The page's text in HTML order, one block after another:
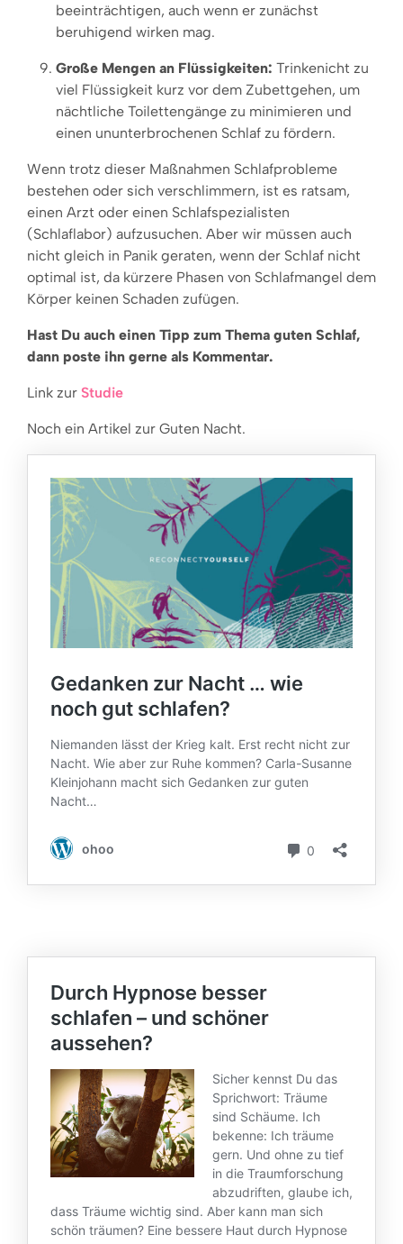
beeinträchtigen, auch wenn er zunächst
beruhigend wirken mag.
Große Mengen an Flüssigkeiten: Trinkenicht zu
viel Flüssigkeit kurz vor dem Zubettgehen, um
nächtliche Toilettengänge zu minimieren und
einen ununterbrochenen Schlaf zu fördern.
Wenn trotz dieser Maßnahmen Schlafprobleme
bestehen oder sich verschlimmern, ist es ratsam,
einen Arzt oder einen Schlafspezialisten
(Schlaflabor) aufzusuchen. Aber wir müssen auch
nicht gleich in Panik geraten, wenn der Schlaf nicht
optimal ist, da kürzere Phasen von Schlafmangel dem
Körper keinen Schaden zufügen.
Hast Du auch einen Tipp zum Thema guten Schlaf,
dann poste ihn gerne als Kommentar.
Link zur Studie
Noch ein Artikel zur Guten Nacht.